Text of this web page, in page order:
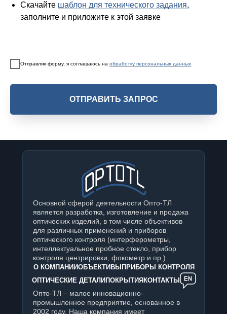
Скачайте шаблон для технического задания,
заполните и приложите к этой заявке
Отправляя форму, я соглашаюсь на обработку персональных данных
ОТПРАВИТЬ ЗАПРОС
Основной сферой деятельности Опто-ТЛ
является разработка, изготовление и продажа
оптических изделий, в том числе объективов
для различных применений и приборов
оптического контроля (интерферометры,
интеллектуальное пробное стекло, прибор
контроля центрировки, фокометр и пр.)
О КОМПАНИИОБЪЕКТИВЫПРИБОРЫ КОНТРОЛЯ
ОПТИЧЕСКИЕ ДЕТАЛИПОКРЫТИЯКОНТАКТЫ
Опто-ТЛ – малое инновационно-
промышленное предприятие, основанное в
2002 году. Наша компания имеет